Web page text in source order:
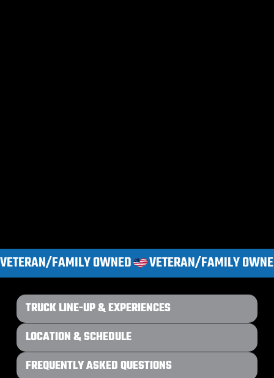
VETERAN/FAMILY OWNED
TRUCK LINE-UP & EXPERIENCES
LOCATION & SCHEDULE
FREQUENTLY ASKED QUESTIONS